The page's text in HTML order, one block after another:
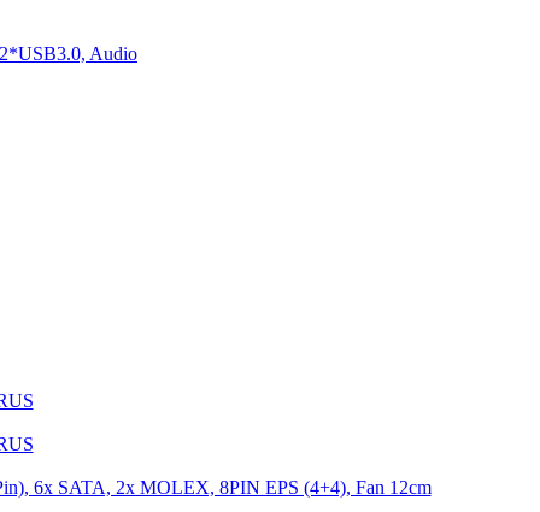
Audio
6x SATA, 2x MOLEX, 8PIN EPS (4+4), Fan 12cm